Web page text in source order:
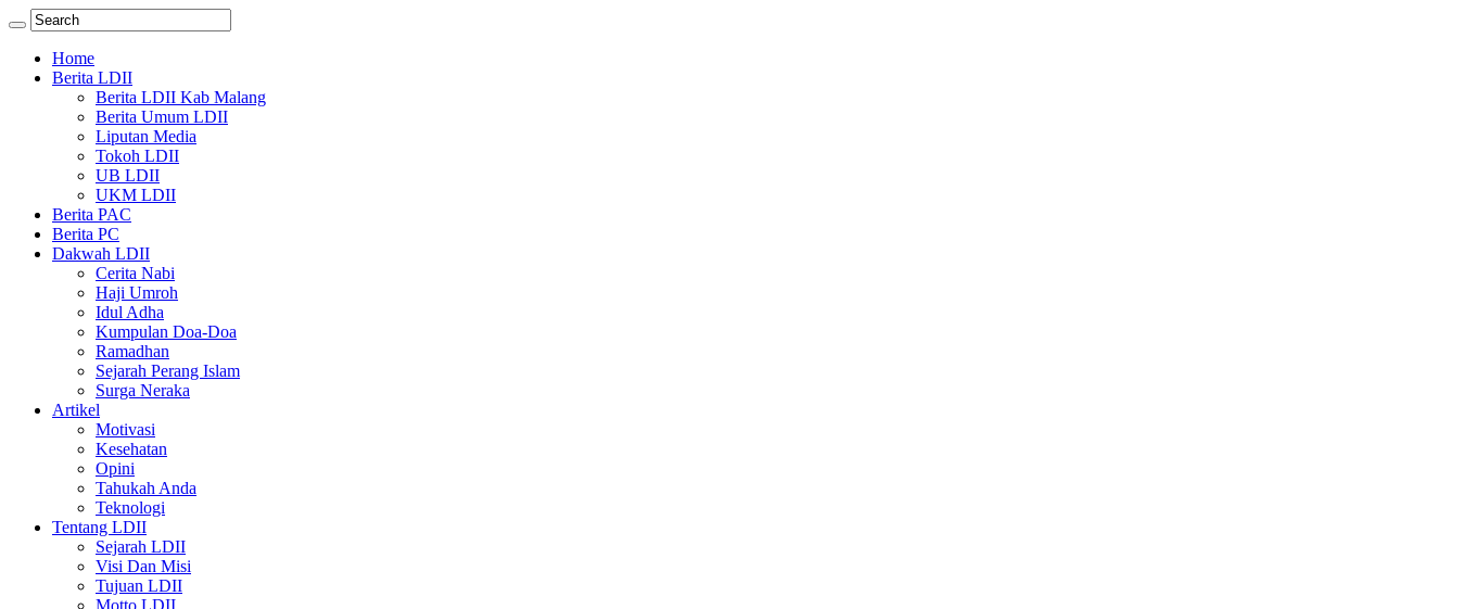
Home
Berita LDII
Berita LDII Kab Malang
Berita Umum LDII
Liputan Media
Tokoh LDII
UB LDII
UKM LDII
Berita PAC
Berita PC
Dakwah LDII
Cerita Nabi
Haji Umroh
Idul Adha
Kumpulan Doa-Doa
Ramadhan
Sejarah Perang Islam
Surga Neraka
Artikel
Motivasi
Kesehatan
Opini
Tahukah Anda
Teknologi
Tentang LDII
Sejarah LDII
Visi Dan Misi
Tujuan LDII
Motto LDII